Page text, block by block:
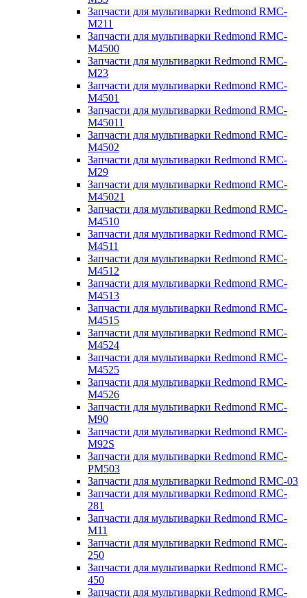
Запчасти для мультиварки Redmond RMC-
M211
Запчасти для мультиварки Redmond RMC-
M4500
Запчасти для мультиварки Redmond RMC-
M23
Запчасти для мультиварки Redmond RMC-
M4501
Запчасти для мультиварки Redmond RMC-
M45011
Запчасти для мультиварки Redmond RMC-
M4502
Запчасти для мультиварки Redmond RMC-
M29
Запчасти для мультиварки Redmond RMC-
M45021
Запчасти для мультиварки Redmond RMC-
M4510
Запчасти для мультиварки Redmond RMC-
M4511
Запчасти для мультиварки Redmond RMC-
M4512
Запчасти для мультиварки Redmond RMC-
M4513
Запчасти для мультиварки Redmond RMC-
M4515
Запчасти для мультиварки Redmond RMC-
M4524
Запчасти для мультиварки Redmond RMC-
M4525
Запчасти для мультиварки Redmond RMC-
M4526
Запчасти для мультиварки Redmond RMC-
M90
Запчасти для мультиварки Redmond RMC-
M92S
Запчасти для мультиварки Redmond RMC-
PM503
Запчасти для мультиварки Redmond RMC-03
Запчасти для мультиварки Redmond RMC-
281
Запчасти для мультиварки Redmond RMC-
M11
Запчасти для мультиварки Redmond RMC-
250
Запчасти для мультиварки Redmond RMC-
450
Запчасти для мультиварки Redmond RMC-